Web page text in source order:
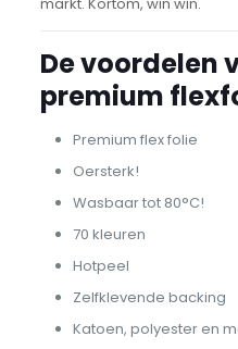
De voordelen
premium
Premium flex folie
Oersterk!
Wasbaar tot 80°C!
70 kleuren
Hotpeel
Zelfklevende backing
Katoen, polyester en